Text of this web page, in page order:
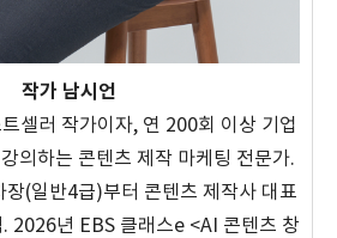
작가 남시언
셀러 작가이자, 연 200회 이상 기업
의하는 콘텐츠 제작 마케팅 전문가.
장(일반4급)부터 콘텐츠 제작사 대표
2026년 EBS 클래스e <AI 콘텐츠 창